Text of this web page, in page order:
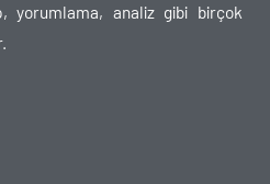
yorumlama, analiz gibi birçok